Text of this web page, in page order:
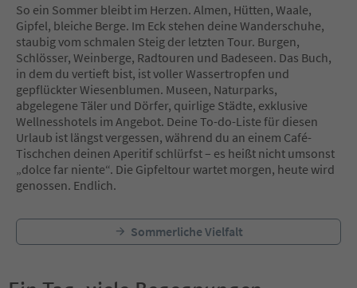
So ein Sommer bleibt im Herzen. Almen, Hütten, Waale,
Gipfel, bleiche Berge. Im Eck stehen deine Wanderschuhe,
staubig vom schmalen Steig der letzten Tour. Burgen,
Schlösser, Weinberge, Radtouren und Badeseen. Das Buch,
in dem du vertieft bist, ist voller Wassertropfen und
gepflückter Wiesenblumen. Museen, Naturparks,
abgelegene Täler und Dörfer, quirlige Städte, exklusive
Wellnesshotels im Angebot. Deine To-do-Liste für diesen
Urlaub ist längst vergessen, während du an einem Café-
Tischchen deinen Aperitif schlürfst – es heißt nicht umsonst
„dolce far niente“. Die Gipfeltour wartet morgen, heute wird
genossen. Endlich.
Sommerliche Vielfalt